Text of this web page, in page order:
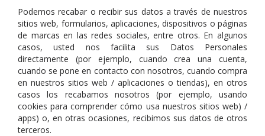
Podemos recabar o recibir sus datos a través de nuestros
sitios web, formularios, aplicaciones, dispositivos o páginas
de marcas en las redes sociales, entre otros. En algunos
casos, usted nos facilita sus Datos Personales
directamente (por ejemplo, cuando crea una cuenta,
cuando se pone en contacto con nosotros, cuando compra
en nuestros sitios web / aplicaciones o tiendas), en otros
casos los recabamos nosotros (por ejemplo, usando
cookies para comprender cómo usa nuestros sitios web) /
apps) o, en otras ocasiones, recibimos sus datos de otros
terceros.